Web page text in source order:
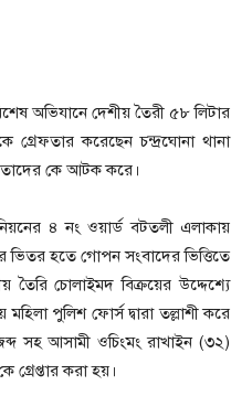
অভিযানে দেশীয় তৈরী ৫৮ লিটার
গ্রেফতার করেছেন চন্দ্রঘোনা থানা
তাদের কে আটক করে।
৪ নং ওয়ার্ড বটতলী এলাকায়
ভিতর হতে গোপন সংবাদের ভিত্তিতে
তৈরি চোলাইমদ বিক্রয়ের উদ্দেশ্যে
পুলিশ ফোর্স দ্বারা তল্লাশী করে
সহ আসামী ওচিংমং রাখাইন (৩২)
করা হয়।